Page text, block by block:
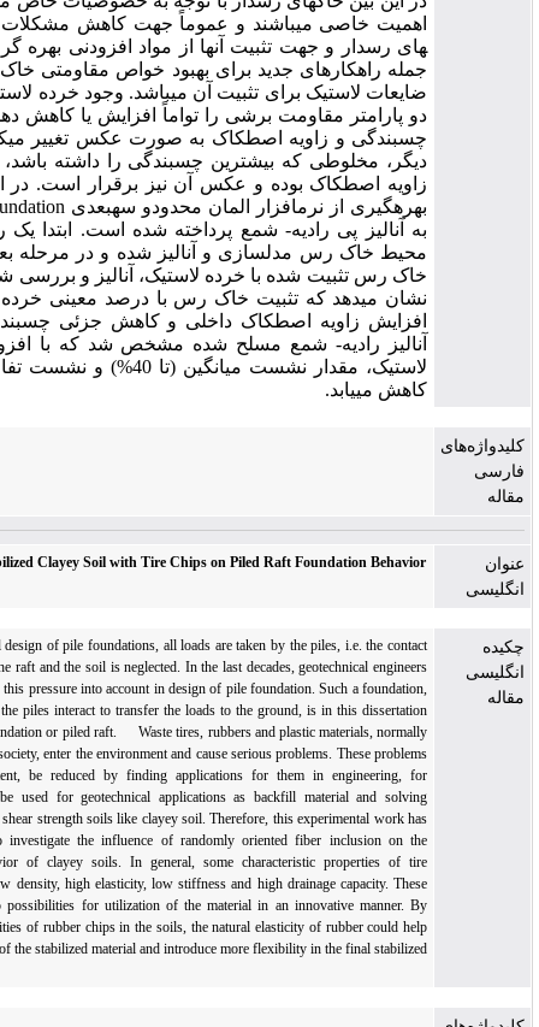
اهمیت خاصی می­باشند و عموماً جهت کاهش مشکلات ناشی از خاک­
رس­دار و جهت تثبیت آنها از مواد افزودنی بهره گرفته می­شود. از
راهکارهای جدید برای بهبود خواص مقاومتی خاک رس، افزودن
لاستیک برای تثبیت آن می­باشد. وجود خرده لاستیک نمی­تواند هر
پارامتر مقاومت برشی را تواماً افزایش یا کاهش دهد، بلکه مقادیر
و زاویه اصطکاک به صورت عکس تغییر می­کنند. به عبارت
مخلوطی که بیشترین چسبندگی را داشته باشد، دارای کم­ترین
اصطکاک بوده و عکس آن نیز برقرار است. در این پژوهش، با
بهره­گیری از نرم­افزار المان محدودو سه­بعدی Plaxis 3D Foundation،
آنالیز پی رادیه- شمع پرداخته شده است. ابتدا یک رادیه- شمع در
خاک رس مدل­سازی و آنالیز شده و در مرحله بعد همین پی در
رس تثبیت شده با خرده لاستیک، آنالیز و بررسی شده است. نتایج
می­دهد که تثبیت خاک رس با درصد معینی خرده لاستیک باعث
زاویه اصطکاک داخلی و کاهش جزئی چسبندگی می­شود. با
آنالیز رادیه- شمع مسلح شده مشخص شد که با افزودن 2% خرده
لاستیک، مقدار نشست میانگین (تا 40%) و نشست تفاضلی (تا 28%)
The Effect of Stabilized Clayey Soil with Tire Chips on Piled Raft Foundation
In conventional design of pile foundations, all loads are taken by the piles, i.e. the
pressure between the raft and the soil is neglected. In the last decades, geotechnical
have started to take this pressure into account in design of pile foundation. Such a
where the raft and the piles interact to transfer the loads to the ground, is in this
called piled raft foundation or piled raft. Waste tires, rubbers and plastic materials,
produced in every society, enter the environment and cause serious problems. These
may, to some extent, be reduced by finding applications for them in engineering,
example,they can be used for geotechnical applications as backfill material and
problems with low shear strength soils like clayey soil. Therefore, this experimental work
been performed to investigate the influence of randomly oriented fiber inclusion on
geotechnical behavior of clayey soils. In general, some characteristic properties of
materials are the low density, high elasticity, low stiffness and high drainage capacity.
properties open up possibilities for utilization of the material in an innovative manner.
adding small quantities of rubber chips in the soils, the natural elasticity of rubber could
lower the stiffness of the stabilized material and introduce more flexibility in the final